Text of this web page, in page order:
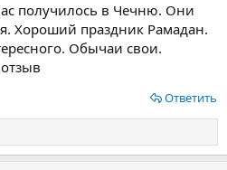
получилось в Чечню. Они
Хороший праздник Рамадан.
Обычаи свои.
Ответить